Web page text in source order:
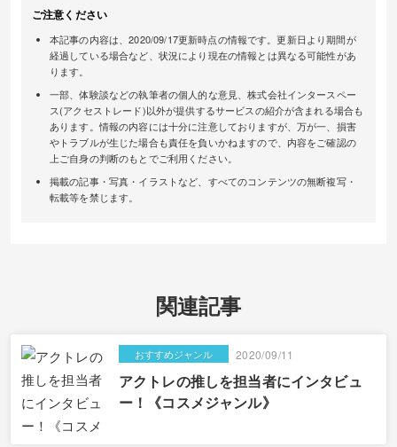
ご注意ください
本記事の内容は、2020/09/17更新時点の情報です。更新日より期間が
経過している場合など、状況により現在の情報とは異なる可能性があ
ります。
一部、体験談などの執筆者の個人的な意見、株式会社インタースペー
ス(アクセストレード)以外が提供するサービスの紹介が含まれる場合も
あります。情報の内容には十分に注意しておりますが、万が一、損害
やトラブルが生じた場合も責任を負いかねますので、内容をご確認の
上ご自身の判断のもとでご利用ください。
掲載の記事・写真・イラストなど、すべてのコンテンツの無断複写・
転載等を禁じます。
関連記事
おすすめジャンル 2020/09/11
アクトレの推しを担当者にインタビュ
ー！《コスメジャンル》